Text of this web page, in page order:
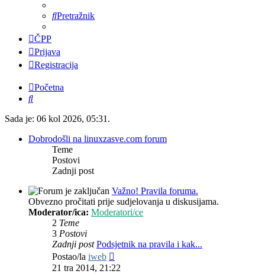
Pretražnik
ČPP
Prijava
Registracija
Početna
Pretražnik
Sada je: 06 kol 2026, 05:31.
Dobrodošli na linuxzasve.com forum
Teme
Postovi
Zadnji post
Važno! Pravila foruma.
Obvezno pročitati prije sudjelovanja u diskusijama.
Moderator/ica: Moderatori/ce
2 Teme
3 Postovi
Zadnji post Podsjetnik na pravila i kak...
Postao/la iweb
post
21 tra 2014, 21:22